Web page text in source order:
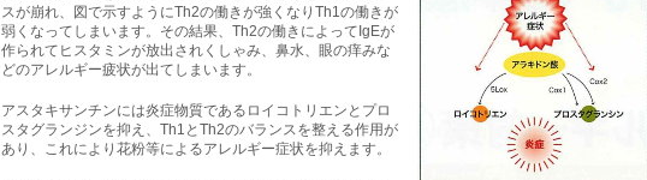
スが崩れ、図で示すようにTh2の働きが強くなりTh1の働きが
弱くなってしまいます。その結果、Th2の働きによってIgEが
作られてヒスタミンが放出されくしゃみ、鼻水、眼の痒みな
どのアレルギー疲状が出てしまいます。
アスタキサンチンには炎症物質であるロイコトリエンとプロ
スタグランジンを抑え、Th1とTh2のバランスを整える作用が
あり、これにより花粉等によるアレルギー症状を抑えます。